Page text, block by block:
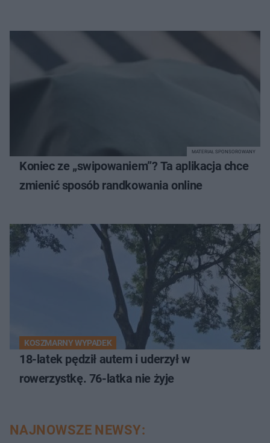
Koniec ze „swipowaniem”? Ta aplikacja chce
zmienić sposób randkowania online
MATERIAŁ SPONSOROWANY
KOSZMARNY WYPADEK
18-latek pędził autem i uderzył w
rowerzystkę. 76-latka nie żyje
NAJNOWSZE NEWSY: